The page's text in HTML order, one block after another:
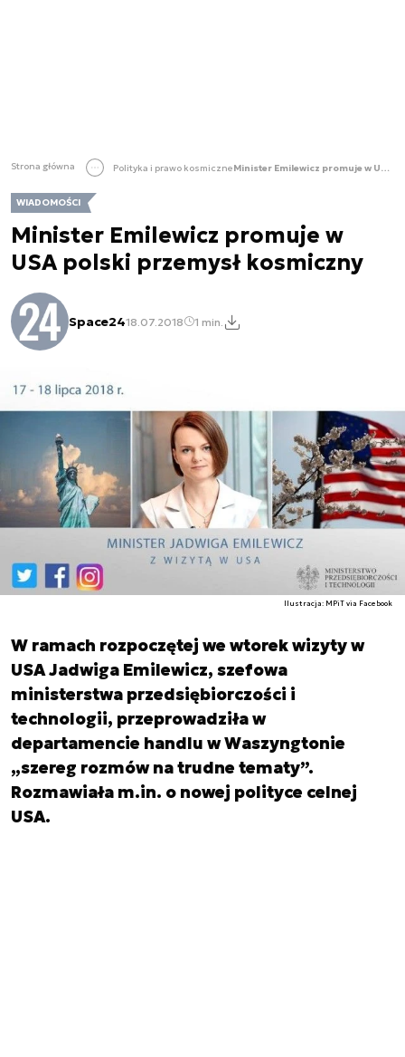
Strona główna Polityka i prawo kosmiczne Minister Emilewicz promuje w USA polski przemysł kosmiczny
WIADOMOŚCI
Minister Emilewicz promuje w
USA polski przemysł kosmiczny
Space2418.07.2018 1 min.
Ilustracja: MPiT via Facebook
W ramach rozpoczętej we wtorek wizyty w
USA Jadwiga Emilewicz, szefowa
ministerstwa przedsiębiorczości i
technologii, przeprowadziła w
departamencie handlu w Waszyngtonie
„szereg rozmów na trudne tematy”.
Rozmawiała m.in. o nowej polityce celnej
USA.